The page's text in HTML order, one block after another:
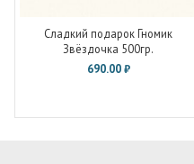
Сладкий подарок Гномик
Звёздочка 500гр.
690.00₽